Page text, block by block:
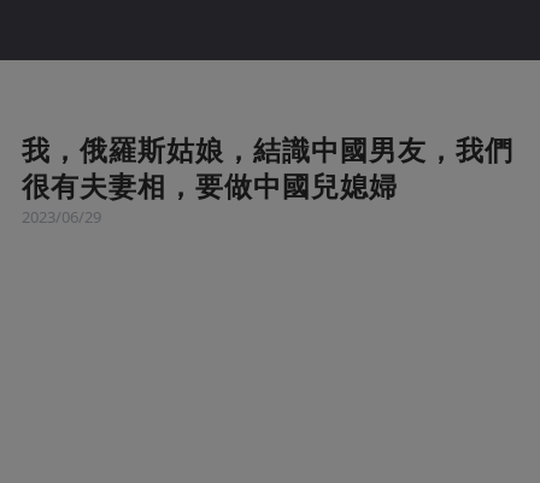
我，俄羅斯姑娘，結識中國男友，我們
很有夫妻相，要做中國兒媳婦
2023/06/29